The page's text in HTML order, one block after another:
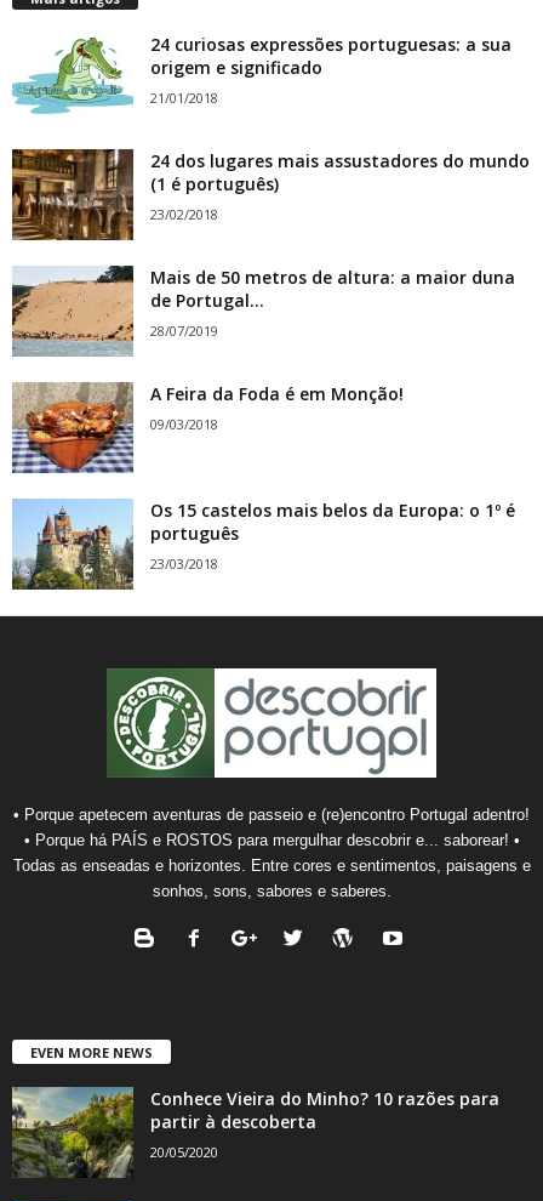
24 curiosas expressões portuguesas: a sua
origem e significado
21/01/2018
24 dos lugares mais assustadores do mundo
(1 é português)
23/02/2018
Mais de 50 metros de altura: a maior duna
de Portugal...
28/07/2019
A Feira da Foda é em Monção!
09/03/2018
Os 15 castelos mais belos da Europa: o 1º é
português
23/03/2018
• Porque apetecem aventuras de passeio e (re)encontro Portugal adentro!
• Porque há PAÍS e ROSTOS para mergulhar descobrir e... saborear! •
Todas as enseadas e horizontes. Entre cores e sentimentos, paisagens e
sonhos, sons, sabores e saberes.
EVEN MORE NEWS
Conhece Vieira do Minho? 10 razões para
partir à descoberta
20/05/2020